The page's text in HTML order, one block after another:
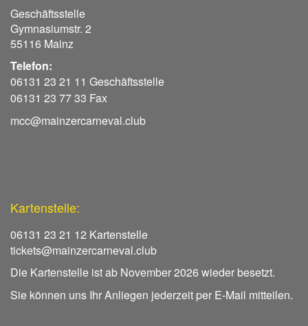
Geschäftsstelle
Gymnasiumstr. 2
55116 Mainz
Telefon:
06131 23 21 11 Geschäftsstelle
06131 23 77 33 Fax
mcc@mainzercarneval.club
Kartenstelle:
06131 23 21 12 Kartenstelle
tickets@mainzercarneval.club
Die Kartenstelle ist ab November 2026 wieder besetzt.
Sie können uns Ihr Anliegen jederzeit per E-Mail mitteilen.